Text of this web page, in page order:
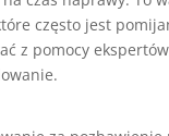
często jest
z pomocy